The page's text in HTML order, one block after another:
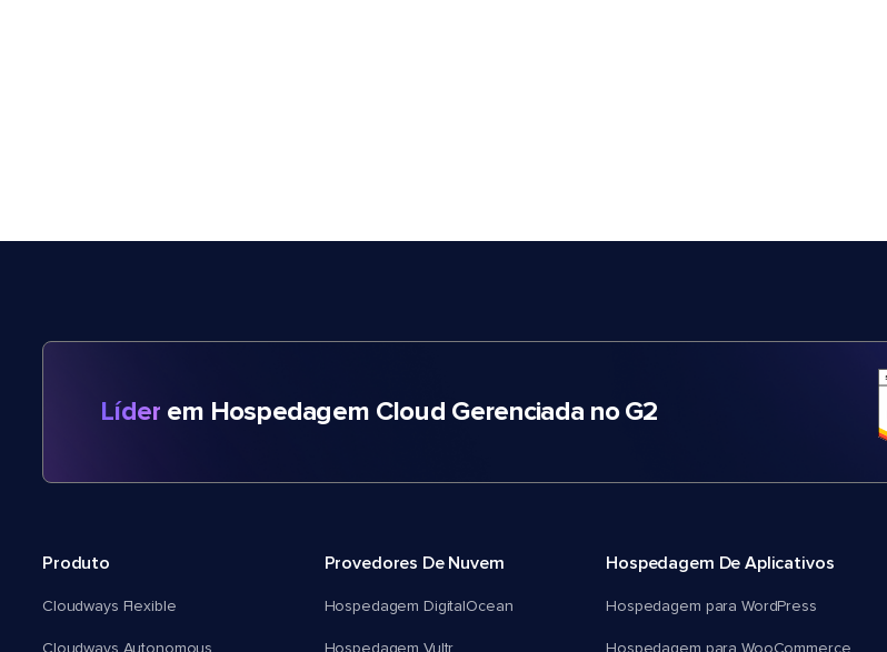
Líder em Hospedagem Cloud Gerenciada no G2
Produto
Cloudways Flexible
Provedores De Nuvem
Hospedagem DigitalOcean
Hospedagem De Aplicativos
Hospedagem para WordPress